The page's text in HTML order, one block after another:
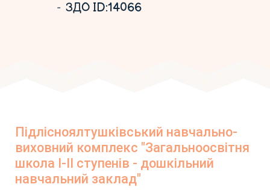
ЗДО ID:14066
Підлісноялтушківський навчально-
виховний комплекс "Загальноосвітня
школа І-ІІ ступенів - дошкільний
навчальний заклад"